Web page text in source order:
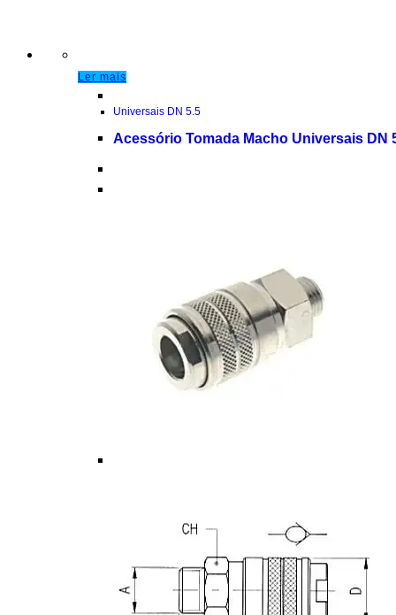
Ler mais
Universais DN 5.5
Acessório Tomada Macho Universais DN